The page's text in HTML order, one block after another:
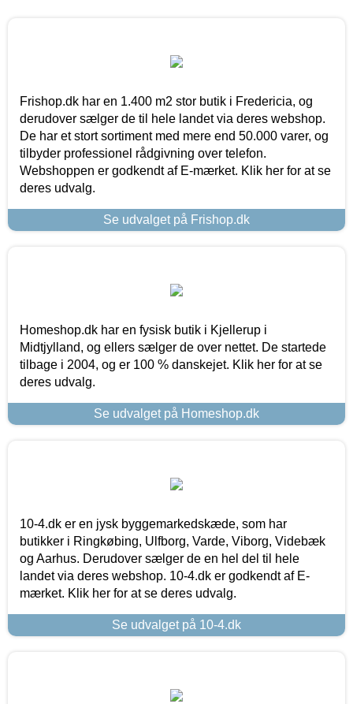
Frishop.dk har en 1.400 m2 stor butik i Fredericia, og
derudover sælger de til hele landet via deres webshop.
De har et stort sortiment med mere end 50.000 varer, og
tilbyder professionel rådgivning over telefon.
Webshoppen er godkendt af E-mærket. Klik her for at se
deres udvalg.
Se udvalget på Frishop.dk
Homeshop.dk har en fysisk butik i Kjellerup i
Midtjylland, og ellers sælger de over nettet. De startede
tilbage i 2004, og er 100 % danskejet. Klik her for at se
deres udvalg.
Se udvalget på Homeshop.dk
10-4.dk er en jysk byggemarkedskæde, som har
butikker i Ringkøbing, Ulfborg, Varde, Viborg, Videbæk
og Aarhus. Derudover sælger de en hel del til hele
landet via deres webshop. 10-4.dk er godkendt af E-
mærket. Klik her for at se deres udvalg.
Se udvalget på 10-4.dk